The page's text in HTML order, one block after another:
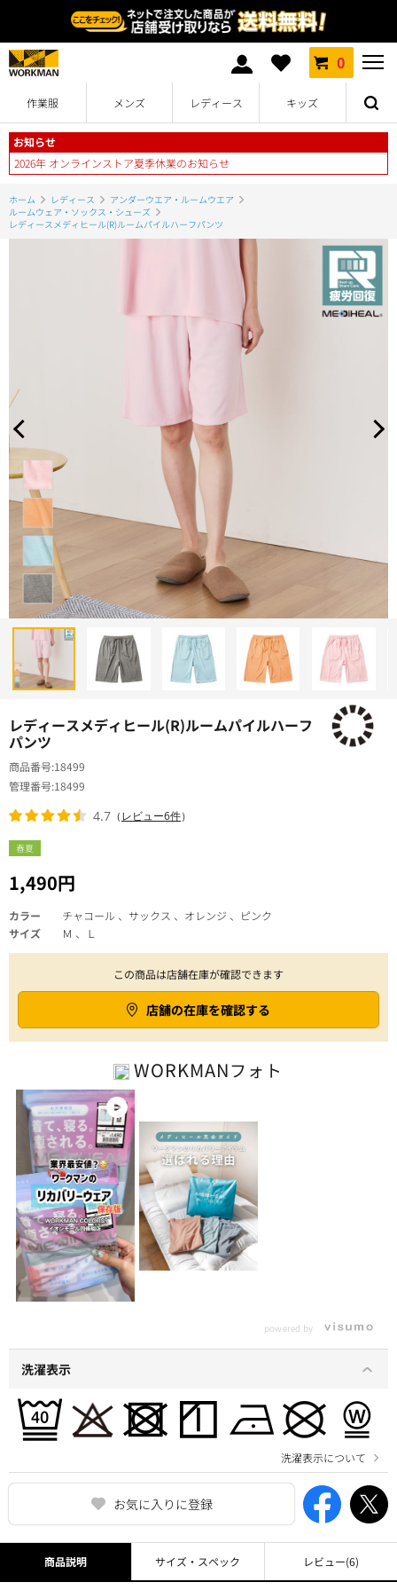
0
作業服 メンズ レディース キッズ
お知らせ
2026年 オンラインストア夏季休業のお知らせ
ホーム レディース
アンダーウエア・ルームウエア
ルームウェア・ソックス・シューズ
レディースメディヒール(R)ルームパイルハーフパンツ
レディースメディヒール(R)ルームパイルハーフ
パンツ
春夏
1,490円
商品番号 18499
管理番号 18499
4.7 （レビュー6件）
お気に入りに登録
カラー
チャコール 、サックス 、オレンジ 、ピンク
サイズ
Ｍ 、Ｌ
この商品は店舗在庫が確認できます
店舗の在庫を確認する
WORKMANフォト
powered by
洗濯表示
洗濯表示について
商品説明 サイズ・スペック レビュー(6)